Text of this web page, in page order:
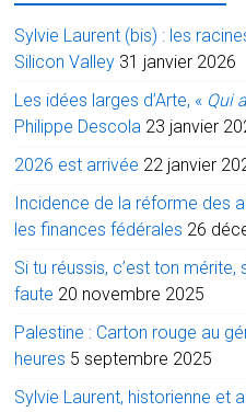
Sylvie Laurent (bis) : les
Silicon Valley 31 janvier 2026
Les idées larges d’Arte, « Qui
Philippe Descola 23 janvier
2026 est arrivée 22 janvier
Incidence de la réforme des
les finances fédérales 26
Si tu réussis, c’est ton mérite,
faute 20 novembre 2025
Palestine : Carton rouge au
heures 5 septembre 2025
Sylvie Laurent, historienne et